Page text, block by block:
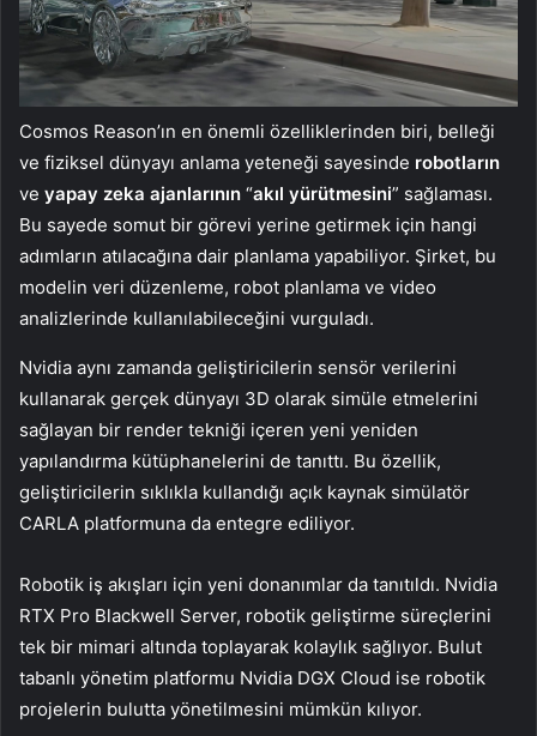
Cosmos Reason’ın en önemli özelliklerinden biri, belleği
ve fiziksel dünyayı anlama yeteneği sayesinde robotların
ve yapay zeka ajanlarının “akıl yürütmesini” sağlaması.
Bu sayede somut bir görevi yerine getirmek için hangi
adımların atılacağına dair planlama yapabiliyor. Şirket, bu
modelin veri düzenleme, robot planlama ve video
analizlerinde kullanılabileceğini vurguladı.
Nvidia aynı zamanda geliştiricilerin sensör verilerini
kullanarak gerçek dünyayı 3D olarak simüle etmelerini
sağlayan bir render tekniği içeren yeni yeniden
yapılandırma kütüphanelerini de tanıttı. Bu özellik,
geliştiricilerin sıklıkla kullandığı açık kaynak simülatör
CARLA platformuna da entegre ediliyor.
Robotik iş akışları için yeni donanımlar da tanıtıldı. Nvidia
RTX Pro Blackwell Server, robotik geliştirme süreçlerini
tek bir mimari altında toplayarak kolaylık sağlıyor. Bulut
tabanlı yönetim platformu Nvidia DGX Cloud ise robotik
projelerin bulutta yönetilmesini mümkün kılıyor.